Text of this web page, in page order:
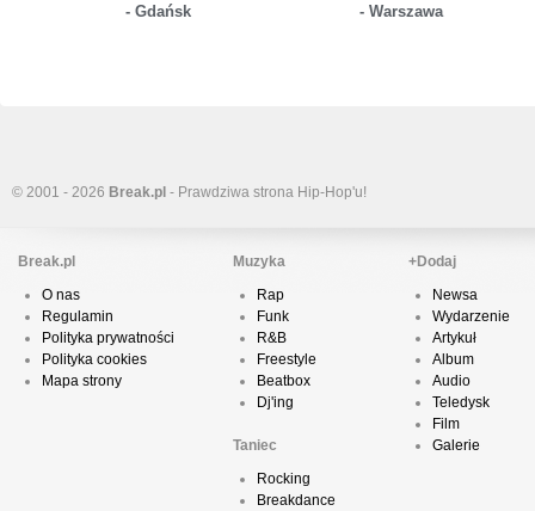
- Gdańsk
- Warszawa
© 2001 - 2026 Break.pl - Prawdziwa strona Hip-Hop'u!
Break.pl
O nas
Regulamin
Polityka prywatności
Polityka cookies
Mapa strony
Muzyka
Rap
Funk
R&B
Freestyle
Beatbox
Dj'ing
Taniec
Rocking
Breakdance
+Dodaj
Newsa
Wydarzenie
Artykuł
Album
Audio
Teledysk
Film
Galerie